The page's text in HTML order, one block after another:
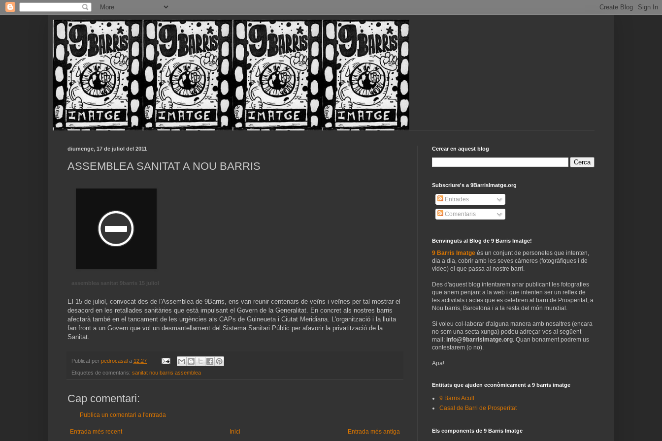
diumenge, 17 de juliol del 2011
ASSEMBLEA SANITAT A NOU BARRIS
assemblea sanitat 9barris 15 juliol
El 15 de juliol, convocat des de l'Assemblea de 9Barris, ens van reunir centenars de veïns i veïnes per tal mostrar el
desacord en les retallades sanitàries que està impulsant el Govern de la Generalitat. En concret als nostres barris
afectarà també en el tancament de les urgències als CAPs de Guineueta i Ciutat Meridiana. L'organització i la lluita
fan front a un Govern que vol un desmantellament del Sistema Sanitari Públic per afavorir la privatització de la
Sanitat.
Publicat per pedrocasal a 12:27
Etiquetes de comentaris: sanitat nou barris assemblea
Cap comentari:
Publica un comentari a l'entrada
Entrada més recent Entrada més antiga
Inici
Cercar en aquest blog
Subscriure's a 9BarrisImatge.org
Entrades
Comentaris
Benvinguts al Blog de 9 Barris Imatge!
9 Barris Imatge és un conjunt de personetes que intenten,
dia a dia, cobrir amb les seves càmeres (fotogràfiques i de
vídeo) el que passa al nostre barri.
Des d'aquest blog intentarem anar publicant les fotografies
que anem penjant a la web i que intenten ser un reflex de
les activitats i actes que es celebren al barri de Prosperitat, a
Nou barris, Barcelona i a la resta del món mundial.
Si voleu col·laborar d'alguna manera amb nosaltres (encara
no som una secta xunga) podeu adreçar-vos al següent
mail: info@9barrisimatge.org. Quan bonament podrem us
contestarem (o no).
Apa!
Entitats que ajuden econòmicament a 9 barris imatge
9 Barris Acull
Casal de Barri de Prosperitat
Els components de 9 Barris Imatge